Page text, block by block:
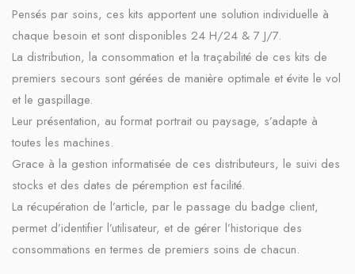
Pensés par soins, ces kits apportent une solution individuelle à
chaque besoin et sont disponibles 24 H/24 & 7 J/7.
La distribution, la consommation et la traçabilité de ces kits de
premiers secours sont gérées de manière optimale et évite le vol
et le gaspillage.
Leur présentation, au format portrait ou paysage, s’adapte à
toutes les machines.
Grace à la gestion informatisée de ces distributeurs, le suivi des
stocks et des dates de péremption est facilité.
La récupération de l’article, par le passage du badge client,
permet d’identifier l’utilisateur, et de gérer l’historique des
consommations en termes de premiers soins de chacun.